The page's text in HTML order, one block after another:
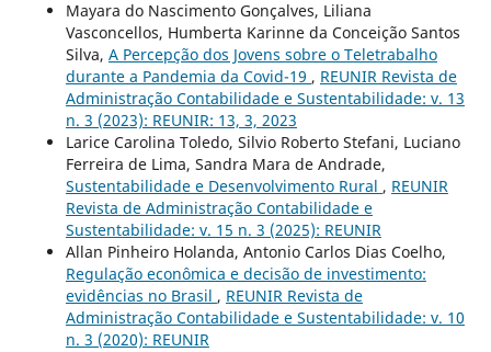
Mayara do Nascimento Gonçalves, Liliana
Vasconcellos, Humberta Karinne da Conceição Santos
Silva, A Percepção dos Jovens sobre o Teletrabalho
durante a Pandemia da Covid-19 , REUNIR Revista de
Administração Contabilidade e Sustentabilidade: v. 13
n. 3 (2023): REUNIR: 13, 3, 2023
Larice Carolina Toledo, Silvio Roberto Stefani, Luciano
Ferreira de Lima, Sandra Mara de Andrade,
Sustentabilidade e Desenvolvimento Rural , REUNIR
Revista de Administração Contabilidade e
Sustentabilidade: v. 15 n. 3 (2025): REUNIR
Allan Pinheiro Holanda, Antonio Carlos Dias Coelho,
Regulação econômica e decisão de investimento:
evidências no Brasil , REUNIR Revista de
Administração Contabilidade e Sustentabilidade: v. 10
n. 3 (2020): REUNIR